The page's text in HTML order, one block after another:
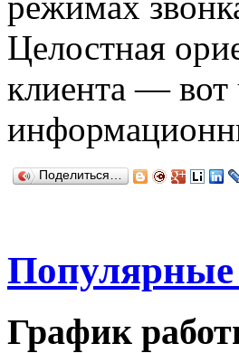
Целостная
клиента — вот
Поделиться…
Популярные
График